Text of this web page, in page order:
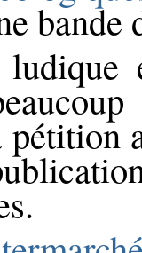
bande
pétition